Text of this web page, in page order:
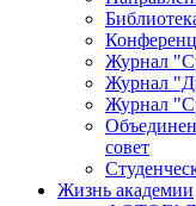
Журнал
Журнал
Журнал
совет
Жизнь академии